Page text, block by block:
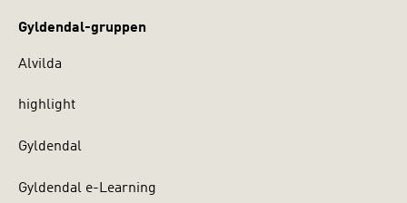
Gyldendal-gruppen
Alvilda
highlight
Gyldendal
Gyldendal e-Learning